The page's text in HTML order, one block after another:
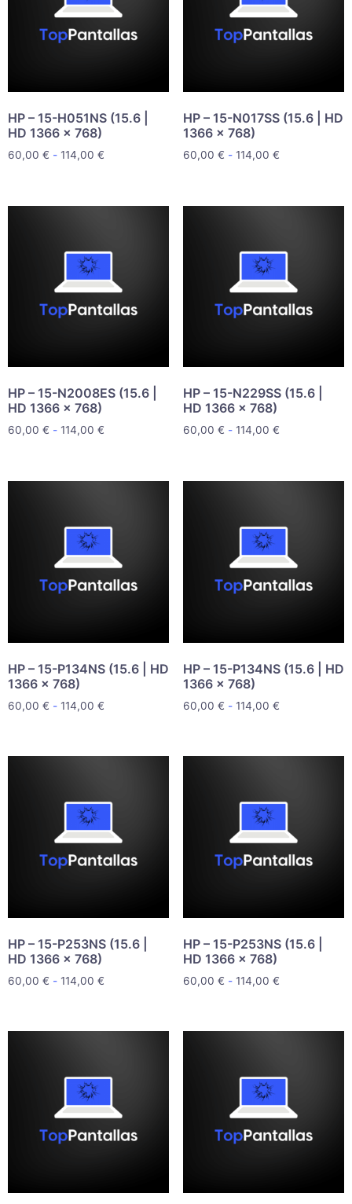
HP – 15-H051NS (15.6 |
HD 1366 x 768)
60,00 € - 114,00 €
HP – 15-N017SS (15.6 | HD
1366 x 768)
60,00 € - 114,00 €
HP – 15-N2008ES (15.6 |
HD 1366 x 768)
60,00 € - 114,00 €
HP – 15-N229SS (15.6 |
HD 1366 x 768)
60,00 € - 114,00 €
HP – 15-P134NS (15.6 | HD
1366 x 768)
60,00 € - 114,00 €
HP – 15-P134NS (15.6 | HD
1366 x 768)
60,00 € - 114,00 €
HP – 15-P253NS (15.6 |
HD 1366 x 768)
60,00 € - 114,00 €
HP – 15-P253NS (15.6 |
HD 1366 x 768)
60,00 € - 114,00 €